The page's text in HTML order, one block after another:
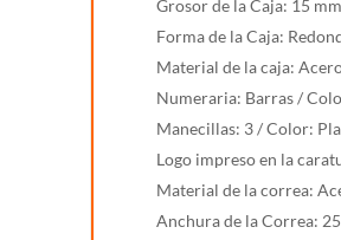
Grosor de la Caja: 15
Forma de la Caja:
Material de la caja:
Numeraria: Barras /
Manecillas: 3 / Color:
Logo impreso en la
Material de la correa:
Anchura de la Correa: